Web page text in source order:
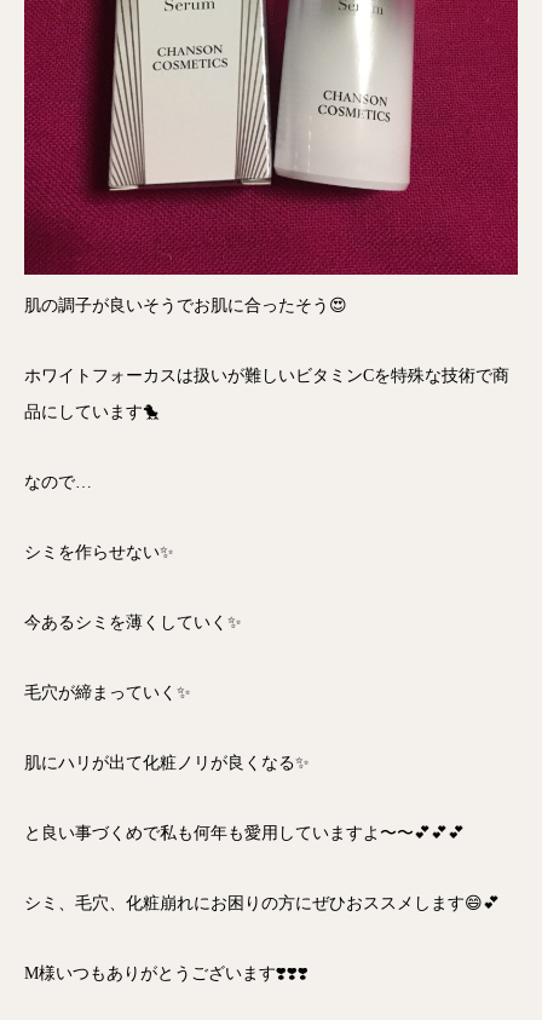
肌の調子が良いそうでお肌に合ったそう😍
ホワイトフォーカスは扱いが難しいビタミンCを特殊な技術で商
品にしています🐤
なので…
シミを作らせない✨
今あるシミを薄くしていく✨
毛穴が締まっていく✨
肌にハリが出て化粧ノリが良くなる✨
と良い事づくめで私も何年も愛用していますよ〜〜💕💕💕
シミ、毛穴、化粧崩れにお困りの方にぜひおススメします😄💕
M様いつもありがとうございます❣️❣️❣️